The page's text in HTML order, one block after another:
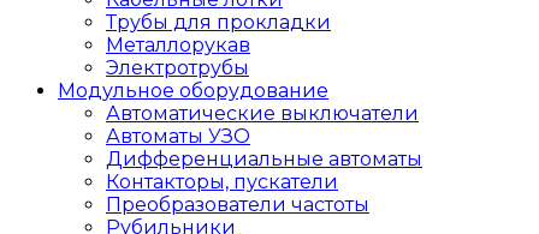
Трубы для прокладки
Металлорукав
Электротрубы
Модульное оборудование
Автоматические выключатели
Автоматы УЗО
Дифференциальные автоматы
Контакторы, пускатели
Преобразователи частоты
Рубильники